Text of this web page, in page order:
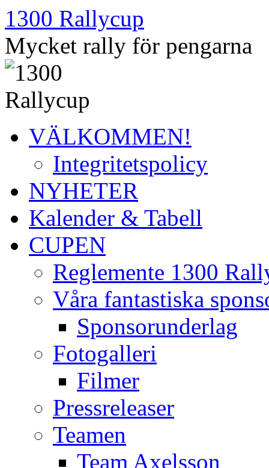
Hoppa
innehåll
1300 Rallycup
Mycket rally för pengarna
VÄLKOMMEN!
Integritetspolicy
NYHETER
Kalender & Tabell
CUPEN
Reglemente 1300
Våra fantastiska
Sponsorunderlag
Fotogalleri
Filmer
Pressreleaser
Teamen
Team Axelsson